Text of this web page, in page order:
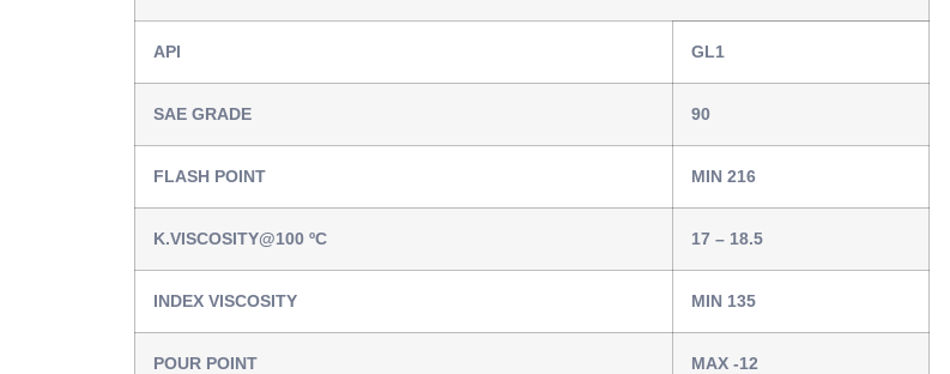
API GL1
SAE GRADE 90
FLASH POINT MIN 216
K.VISCOSITY@100 ºC 17 – 18.5
INDEX VISCOSITY MIN 135
POUR POINT MAX -12